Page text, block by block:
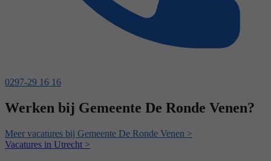
0297-29 16 16
Werken bij Gemeente De Ronde Venen?
Meer vacatures bij Gemeente De Ronde Venen >
Vacatures in Utrecht >